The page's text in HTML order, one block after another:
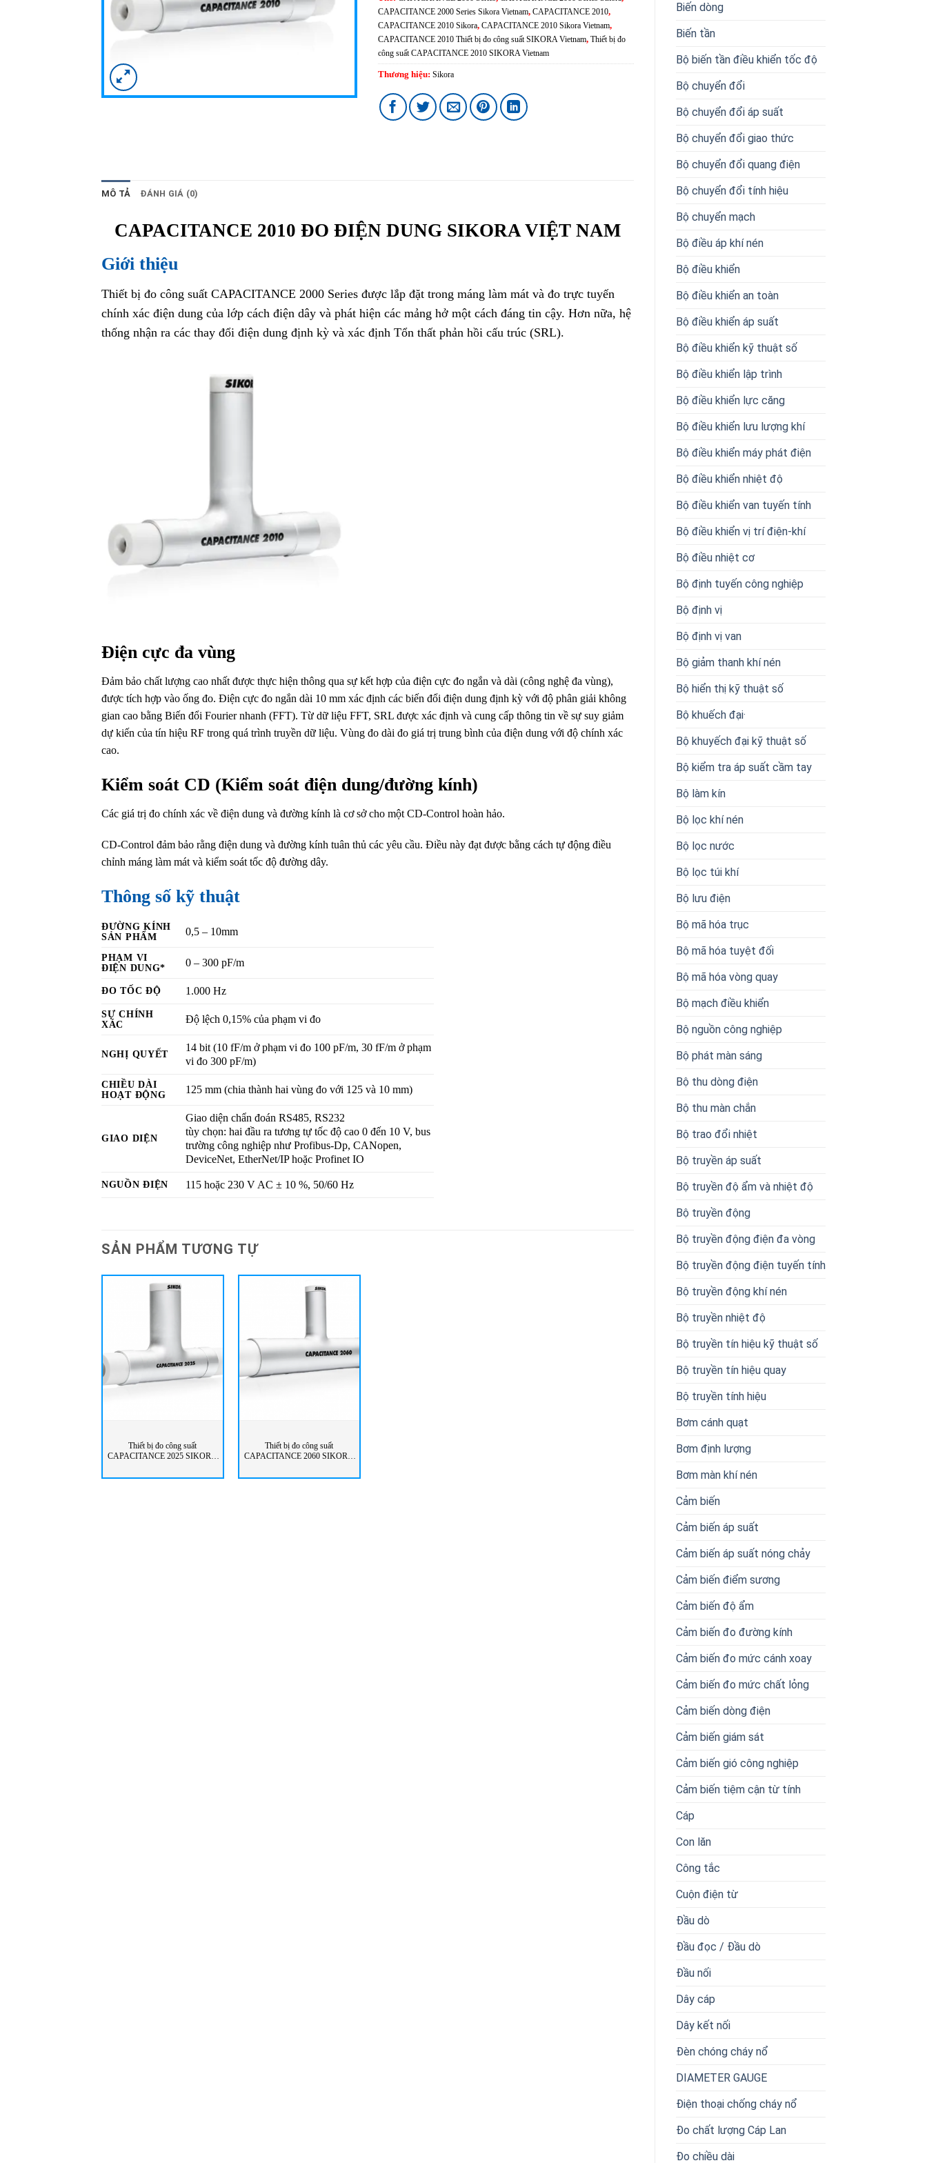
Biến dòng
Biến tần
Bộ biến tần điều khiển tốc độ
Bộ chuyển đổi
Bộ chuyển đổi áp suất
Bộ chuyển đổi giao thức
Bộ chuyển đổi quang điện
Bộ chuyển đổi tính hiệu
Bộ chuyển mạch
Bộ điều áp khí nén
Bộ điều khiển
Bộ điều khiển an toàn
Bộ điều khiển áp suất
Bộ điều khiển kỹ thuật số
Bộ điều khiển lập trình
Bộ điều khiển lực căng
Bộ điều khiển lưu lượng khí
Bộ điều khiển máy phát điện
Bộ điều khiển nhiệt độ
Bộ điều khiển van tuyến tính
Bộ điều khiển vị trí điện-khí
Bộ điều nhiệt cơ
Bộ định tuyến công nghiệp
Bộ định vị
Bộ định vị van
Bộ giảm thanh khí nén
Bộ hiển thị kỹ thuật số
Bộ khuếch đại·
Bộ khuyếch đại kỹ thuật số
Bộ kiểm tra áp suất cầm tay
Bộ làm kín
Bộ lọc khí nén
Bộ lọc nước
Bộ lọc túi khí
Bộ lưu điện
Bộ mã hóa trục
Bộ mã hóa tuyệt đối
Bộ mã hóa vòng quay
Bộ mạch điều khiển
Bộ nguồn công nghiệp
Bộ phát màn sáng
Bộ thu dòng điện
Bộ thu màn chắn
Bộ trao đổi nhiệt
Bộ truyền áp suất
Bộ truyền độ ẩm và nhiệt độ
Bộ truyền động
Bộ truyền động điện đa vòng
Bộ truyền động điện tuyến tính
Bộ truyền động khí nén
Bộ truyền nhiệt độ
Bộ truyền tín hiệu kỹ thuật số
Bộ truyền tín hiệu quay
Bộ truyền tính hiệu
Bơm cánh quạt
Bơm định lượng
Bơm màn khí nén
Cảm biến
Cảm biến áp suất
Cảm biến áp suất nóng chảy
Cảm biến điểm sương
Cảm biến độ ẩm
Cảm biến đo đường kính
Cảm biến đo mức cánh xoay
Cảm biến đo mức chất lỏng
Cảm biến dòng điện
Cảm biến giám sát
Cảm biến gió công nghiệp
Cảm biến tiệm cận từ tính
Cáp
Con lăn
Công tắc
Cuộn điện từ
Đầu dò
Đầu đọc / Đầu dò
Đầu nối
Dây cáp
Dây kết nối
Đèn chóng cháy nổ
DIAMETER GAUGE
Điện thoại chống cháy nổ
Đo chất lượng Cáp Lan
Đo chiều dài
CAPACITANCE 2000 Series Sikora Vietnam, CAPACITANCE 2010,
CAPACITANCE 2010 Sikora, CAPACITANCE 2010 Sikora Vietnam,
CAPACITANCE 2010 Thiết bị đo công suất SIKORA Vietnam, Thiết bị đo
công suất CAPACITANCE 2010 SIKORA Vietnam
Thương hiệu: Sikora
MÔ TẢ ĐÁNH GIÁ (0)
CAPACITANCE 2010 ĐO ĐIỆN DUNG SIKORA VIỆT NAM
Giới thiệu
Thiết bị đo công suất CAPACITANCE 2000 Series được lắp đặt trong máng làm mát và đo trực tuyến
chính xác điện dung của lớp cách điện dây và phát hiện các mảng hở một cách đáng tin cậy. Hơn nữa, hệ
thống nhận ra các thay đổi điện dung định kỳ và xác định Tổn thất phản hồi cấu trúc (SRL).
Điện cực đa vùng
Đảm bảo chất lượng cao nhất được thực hiện thông qua sự kết hợp của điện cực đo ngắn và dài (công nghệ đa vùng),
được tích hợp vào ống đo. Điện cực đo ngắn dài 10 mm xác định các biến đổi điện dung định kỳ với độ phân giải không
gian cao bằng Biến đổi Fourier nhanh (FFT). Từ dữ liệu FFT, SRL được xác định và cung cấp thông tin về sự suy giảm
dự kiến ​​của tín hiệu RF trong quá trình truyền dữ liệu. Vùng đo dài đo giá trị trung bình của điện dung với độ chính xác
cao.
Kiểm soát CD (Kiểm soát điện dung/đường kính)
Các giá trị đo chính xác về điện dung và đường kính là cơ sở cho một CD-Control hoàn hảo.
CD-Control đảm bảo rằng điện dung và đường kính tuân thủ các yêu cầu. Điều này đạt được bằng cách tự động điều
chỉnh máng làm mát và kiểm soát tốc độ đường dây.
Thông số kỹ thuật
ĐƯỜNG KÍNH
SẢN PHẨM
0,5 – 10mm
PHẠM VI
ĐIỆN DUNG*
0 – 300 pF/m
ĐO TỐC ĐỘ 1.000 Hz
SỰ CHÍNH
XÁC
Độ lệch 0,15% của phạm vi đo
NGHỊ QUYẾT
14 bit (10 fF/m ở phạm vi đo 100 pF/m, 30 fF/m ở phạm
vi đo 300 pF/m)
CHIỀU DÀI
HOẠT ĐỘNG
125 mm (chia thành hai vùng đo với 125 và 10 mm)
GIAO DIỆN
Giao diện chẩn đoán RS485, RS232
tùy chọn: hai đầu ra tương tự tốc độ cao 0 đến 10 V, bus
trường công nghiệp như Profibus-Dp, CANopen,
DeviceNet, EtherNet/IP hoặc Profinet IO
NGUỒN ĐIỆN 115 hoặc 230 V AC ± 10 %, 50/60 Hz
SẢN PHẨM TƯƠNG TỰ
Thiết bị đo công suất
CAPACITANCE 2025 SIKORA
Thiết bị đo công suất
CAPACITANCE 2060 SIKORA